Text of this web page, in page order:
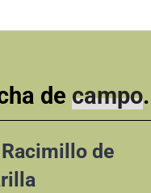
de campo.
de